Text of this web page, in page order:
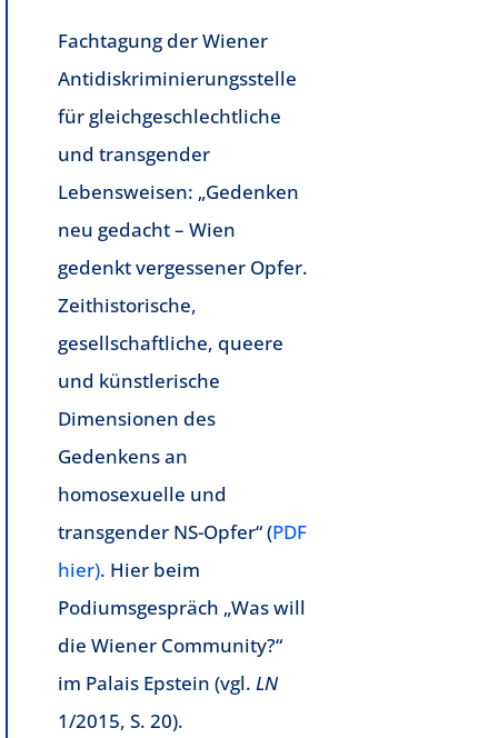
Fachtagung der Wiener
Antidiskriminierungsstelle
für gleichgeschlechtliche
und transgender
Lebensweisen: „Gedenken
neu gedacht – Wien
gedenkt vergessener Opfer.
Zeithistorische,
gesellschaftliche, queere
und künstlerische
Dimensionen des
Gedenkens an
homosexuelle und
transgender NS-Opfer“ (PDF
hier). Hier beim
Podiumsgespräch „Was will
die Wiener Community?“
im Palais Epstein (vgl. LN
1/2015, S. 20).